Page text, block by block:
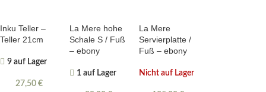
Inku Teller –
Teller 21cm
9 auf Lager
27,50 €
La Mere hohe
Schale S / Fuß
– ebony
1 auf Lager
La Mere
Servierplatte /
Fuß – ebony
Nicht auf Lager